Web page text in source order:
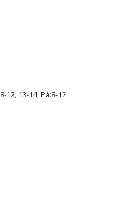
12, 13-14; Pá:8-12